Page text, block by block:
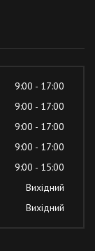
9:00 - 17:00
9:00 - 17:00
9:00 - 17:00
9:00 - 17:00
9:00 - 15:00
Вихідний
Вихідний